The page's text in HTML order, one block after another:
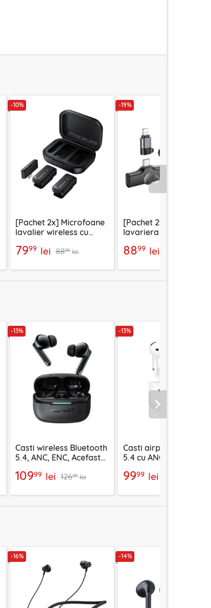
-10%
[Pachet 2x] Microfoane
lavalier wireless cu
Lemai, BFK17
7999 lei 8899 lei
-19%
[Pachet 2x] Microfon
lavariera wireless
8899 lei
-13%
Casti wireless Bluetooth
5.4, ANC, ENC, Acefast
10999 lei 12699 lei
-13%
Casti airpod Bluetooth
5.4 cu ANC Yesido
9999 lei
-16% -14%